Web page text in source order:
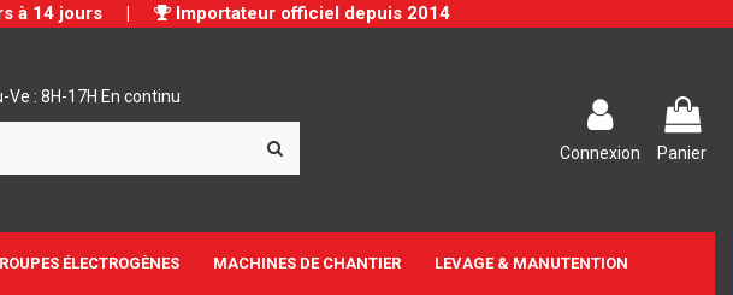
à 14 jours | Importateur officiel depuis 2014
Ve : 8H-17H En continu
Connexion Panier
ÉLECTROGÈNES MACHINES DE CHANTIER LEVAGE & MANUTENTION